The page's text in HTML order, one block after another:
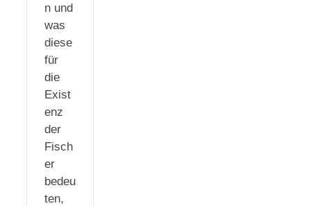
n und
was
diese
für
die
Exist
enz
der
Fisch
er
bedeu
ten,